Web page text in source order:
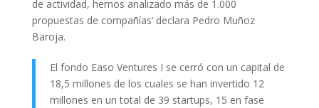
de actividad, hemos analizado más de 1.000
propuestas de compañías’ declara Pedro Muñoz
Baroja.
El fondo Easo Ventures I se cerró con un capital de
18,5 millones de los cuales se han invertido 12
millones en un total de 39 startups, 15 en fase